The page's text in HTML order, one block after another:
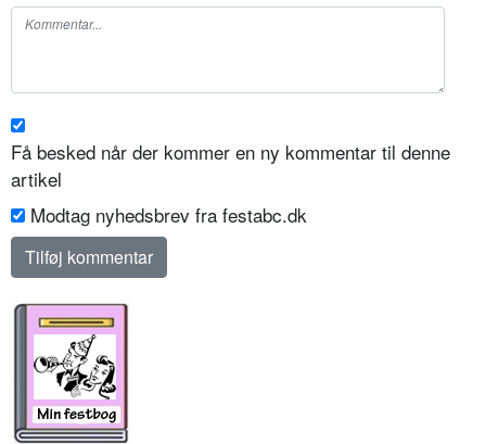
Få besked når der kommer en ny kommentar til denne
artikel
Modtag nyhedsbrev fra festabc.dk